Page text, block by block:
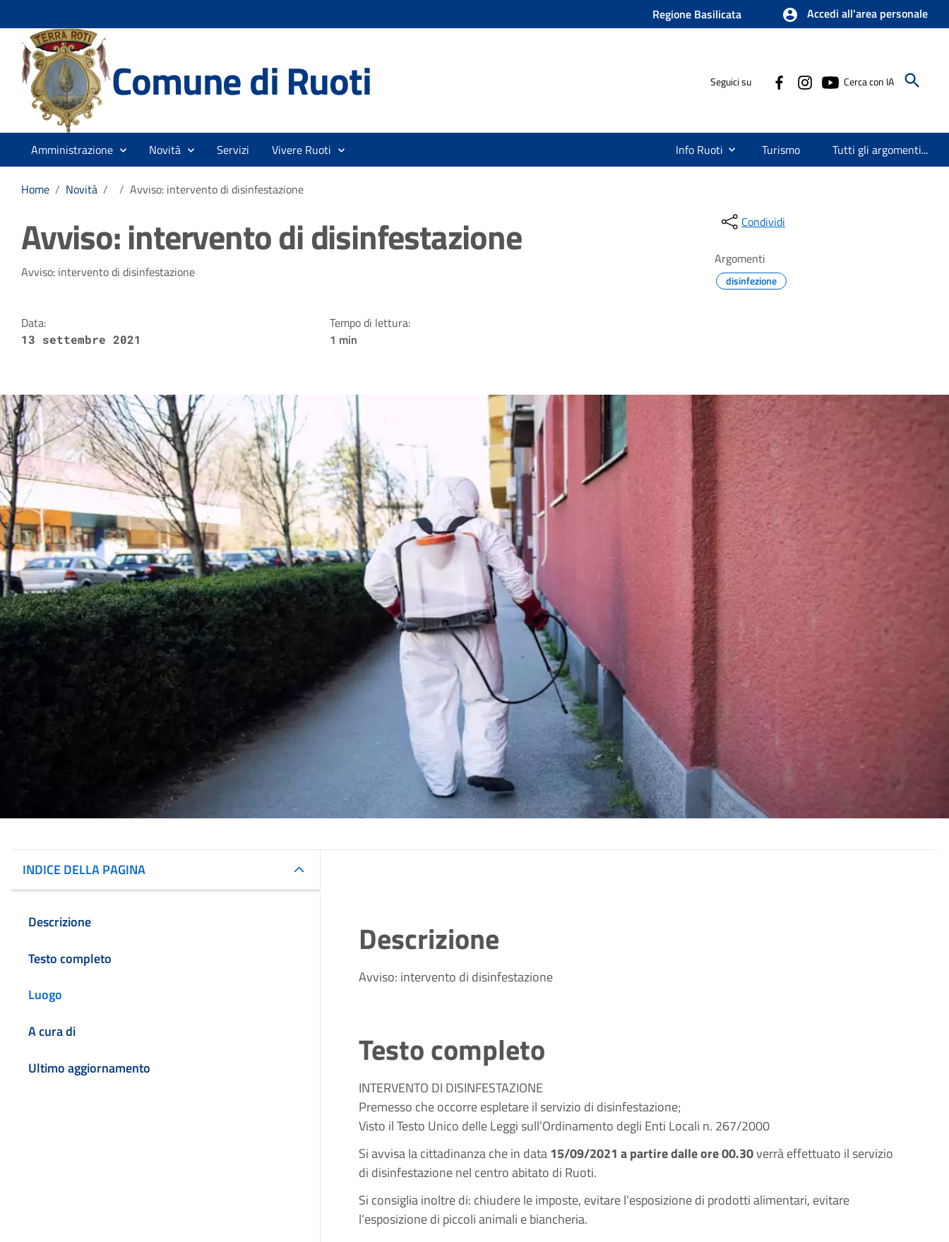
Regione Basilicata Accedi all'area personale
Comune di Ruoti Seguici su Cerca con IA
Amministrazione Novità Servizi Vivere Ruoti Info Ruoti Turismo Tutti gli argomenti...
Home / Novità / / Avviso: intervento di disinfestazione
Avviso: intervento di disinfestazione
Dettagli della notizia
Avviso: intervento di disinfestazione
Data:
13 settembre 2021
Tempo di lettura:
1 min
Condividi
Argomenti
disinfezione
INDICE DELLA PAGINA
Descrizione
Testo completo
Luogo
A cura di
Ultimo aggiornamento
Descrizione
Avviso: intervento di disinfestazione
Testo completo
INTERVENTO DI DISINFESTAZIONE
Premesso che occorre espletare il servizio di disinfestazione;
Visto il Testo Unico delle Leggi sull’Ordinamento degli Enti Locali n. 267/2000
Si avvisa la cittadinanza che in data15/09/2021 a partire dalle ore 00.30verrà effettuato il servizio
di disinfestazione nel centro abitato di Ruoti.
Si consiglia inoltre di: chiudere le imposte, evitare l’esposizione di prodotti alimentari, evitare
l’esposizione di piccoli animali e biancheria.